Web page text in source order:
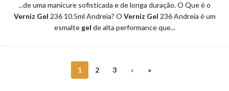
...de uma manicure sofisticada e de longa duração. O Que é o
Verniz Gel 236 10.5ml Andreia? O Verniz Gel 236 Andreia é um
esmalte gel de alta performance que...
1 2 3 › »